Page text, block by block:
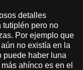
detalles
tutiplén pero no
Por ejemplo que
no existía en la
puede haber luna
ahínco es en el